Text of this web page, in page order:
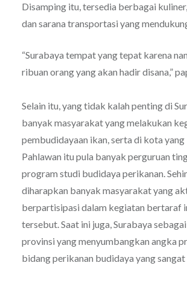
Disamping itu, tersedia berbagai
dan sarana transportasi yang
“Surabaya tempat yang tepat karena
ribuan orang yang akan hadir disana,”
Selain itu, yang tidak kalah penting di
banyak masyarakat yang melakukan
pembudidayaan ikan, serta di kota
Pahlawan itu pula banyak perguruan
program studi budidaya perikanan.
diharapkan banyak masyarakat yang
berpartisipasi dalam kegiatan bertaraf
tersebut. Saat ini juga, Surabaya
provinsi yang menyumbangkan angka
bidang perikanan budidaya yang